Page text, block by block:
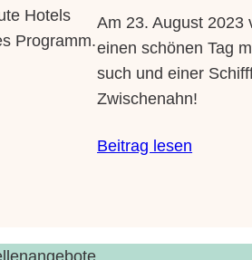
Hotels
Programm.
Am 23. August 2023
einen schö­nen Tag
such und einer
Zwischenahn!
Bei­trag lesen